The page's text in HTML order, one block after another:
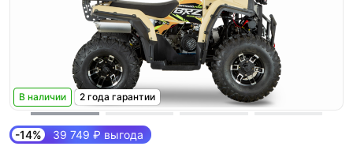
В наличии 2 года гарантии
-14% 39 749 ₽ выгода